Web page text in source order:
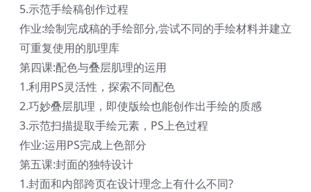
5.示范手绘稿创作过程
作业:绘制完成稿的手绘部分,尝试不同的手绘材料并建立
可重复使用的肌理库
第四课:配色与叠层肌理的运用
1.利用PS灵活性，探索不同配色
2.巧妙叠层肌理，即使版绘也能创作出手绘的质感
3.示范扫描提取手绘元素，PS上色过程
作业:运用PS完成上色部分
第五课:封面的独特设计
1.封面和内部跨页在设计理念上有什么不同?